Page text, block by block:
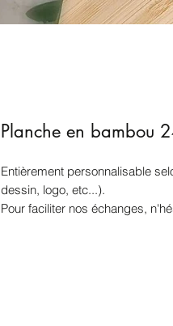
Planche en bambou
Entièrement personnalisable
dessin, logo, etc...).
Pour faciliter nos échanges,